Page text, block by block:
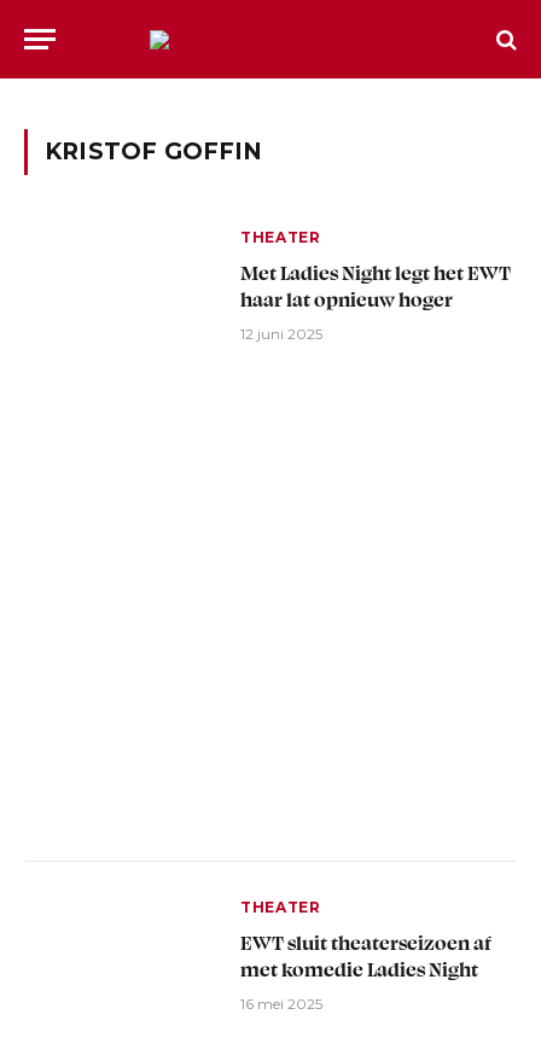
KRISTOF GOFFIN
THEATER
Met Ladies Night legt het EWT
haar lat opnieuw hoger
12 juni 2025
THEATER
EWT sluit theaterseizoen af
met komedie Ladies Night
16 mei 2025